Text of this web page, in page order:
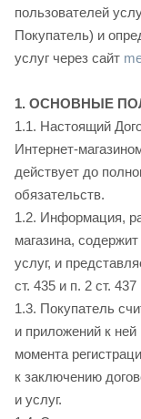
пользователей
Покупатель) и
услуг через сайт
1. ОСНОВНЫЕ
1.1. Настоящий
Интернет-
действует до
обязательств.
1.2. Информация,
магазина,
услуг, и
ст. 435 и п. 2 ст.
1.3. Покупатель
и приложений к
момента
к заключению
и услуг.